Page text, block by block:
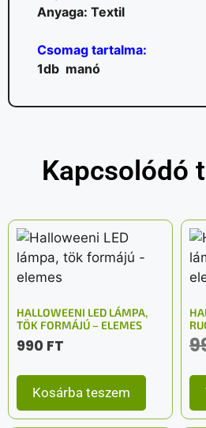
Anyaga: Textil
Csomag tartalma:
1db manó
Kapcsolódó
HALLOWEENI LED LÁMPA,
TÖK FORMÁJÚ – ELEMES
990 FT
Kosárba teszem